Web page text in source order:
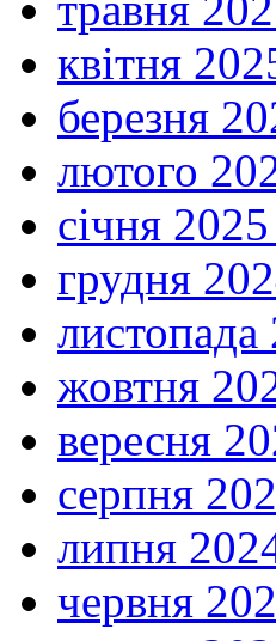
квітня
березня
лютого
січня
грудня
жовтня
вересня
серпня
липня
червня